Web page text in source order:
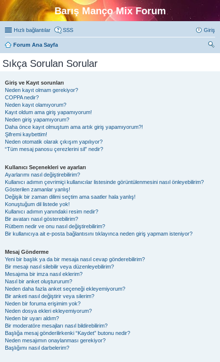
Barış Manço Mix Forum
Hızlı bağlantılar SSS Giriş
Forum Ana Sayfa
Sıkça Sorulan Sorular
Giriş ve Kayıt sorunları
Neden kayıt olmam gerekiyor?
COPPA nedir?
Neden kayıt olamıyorum?
Kayıt oldum ama giriş yapamıyorum!
Neden giriş yapamıyorum?
Daha önce kayıt olmuştum ama artık giriş yapamıyorum?!
Şifremi kaybettim!
Neden otomatik olarak çıkışım yapılıyor?
“Tüm mesaj panosu çerezlerini sil” nedir?
Kullanıcı Seçenekleri ve ayarları
Ayarlarımı nasıl değiştirebilirim?
Kullanıcı adımın çevrimiçi kullanıcılar listesinde görüntülenmesini nasıl önleyebilirim?
Gösterilen zamanlar yanlış!
Değişik bir zaman dilimi seçtim ama saatler hala yanlış!
Konuştuğum dil listede yok!
Kullanıcı adımın yanındaki resim nedir?
Bir avatarı nasıl gösterebilirim?
Rütbem nedir ve onu nasıl değiştirebilirim?
Bir kullanıcıya ait e-posta bağlantısını tıklayınca neden giriş yapmam isteniyor?
Mesaj Gönderme
Yeni bir başlık ya da bir mesaja nasıl cevap gönderebilirim?
Bir mesajı nasıl silebilir veya düzenleyebilirim?
Mesajıma bir imza nasıl eklerim?
Nasıl bir anket oluştururum?
Neden daha fazla anket seçeneği ekleyemiyorum?
Bir anketi nasıl değiştirir veya silerim?
Neden bir foruma erişimim yok?
Neden dosya ekleri ekleyemiyorum?
Neden bir uyarı aldım?
Bir moderatöre mesajları nasıl bildirebilirim?
Başlığa mesaj gönderilirkenki “Kaydet” butonu nedir?
Neden mesajımın onaylanması gerekiyor?
Başlığımı nasıl darbelerim?